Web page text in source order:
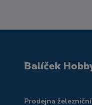
Balíček
Prodejna